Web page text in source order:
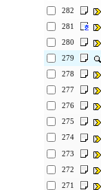
282
281
280
279
278
277
276
275
274
273
272
271